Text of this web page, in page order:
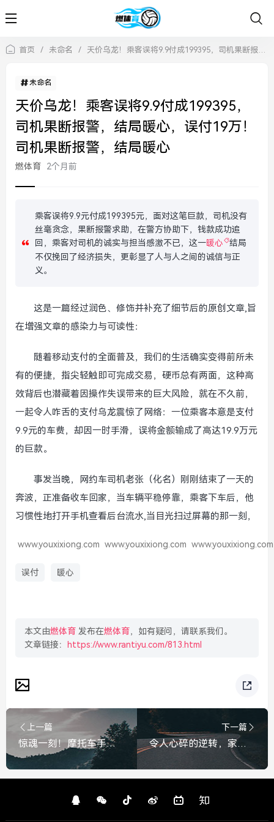
首页 / 未命名 / 天价乌龙！乘客误将9.9付成199395，司机果断报警，结局暖心，误付19万！司机果断报警，结局暖心
未命名
天价乌龙！乘客误将9.9付成199395，
司机果断报警，结局暖心，误付19万！
司机果断报警，结局暖心
燃体育 2个月前
乘客误将9.9元付成199395元，面对这笔巨款，司机没有
丝毫贪念，果断报警求助，在警方协助下，钱款成功追
回，乘客对司机的诚实与担当感激不已，这一暖心
结局
不仅挽回了经济损失，更彰显了人与人之间的诚信与正
义。
这是一篇经过润色、修饰并补充了细节后的原创文章,旨
在增强文章的感染力与可读性：
随着移动支付的全面普及，我们的生活确实变得前所未
有的便捷，指尖轻触即可完成交易，硬币总有两面，这种高
效背后也潜藏着因操作失误带来的巨大风险，就在不久前，
一起令人咋舌的支付乌龙震惊了网络：一位乘客本意是支付
9.9元的车费，却因一时手滑，误将金额输成了高达19.9万元
的巨款。
事发当晚，网约车司机老张（化名）刚刚结束了一天的
奔波，正准备收车回家，当车辆平稳停靠，乘客下车后，他
习惯性地打开手机查看后台流水,当目光扫过屏幕的那一刻，
www.youxixiong.com www.youxixiong.com www.youxixiong.com
误付 暖心
本文由燃体育 发布在燃体育，如有疑问，请联系我们。
文章链接：
https://www.rantiyu.com/813.html
上一篇
惊魂一刻！摩托车手突遭眼镜蛇伏击，生死瞬间令人窒息，惊魂一刻！摩托车手突遭眼镜蛇伏击，生死瞬间令人窒息
下一篇
令人心碎的逆转，家暴致死案被告当庭翻供，揭开残酷的真相，家暴致死案被告当庭翻供，揭开残酷真相